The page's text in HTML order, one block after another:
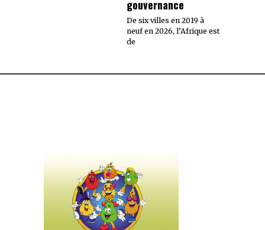
gouvernance
De six villes en 2019 à
neuf en 2026, l’Afrique est
de